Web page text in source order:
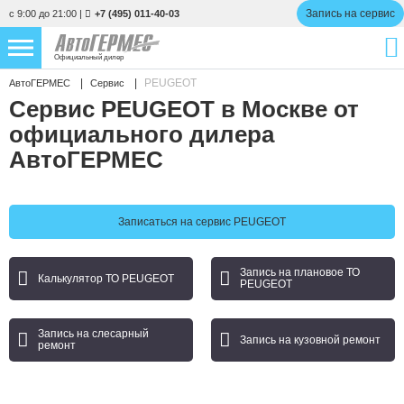
с 9:00 до 21:00 | +7 (495) 011-40-03 Запись на сервис
Официальный дилер
НОВЫЕ АВТОМОБИЛИ
С ПРОБЕГОМ 848 авто
АКЦИИ
О КОМПАНИИ
КОНТАКТЫ
АвтоГЕРМЕС Сервис PEUGEOT
Сервис PEUGEOT в Москве от
официального дилера
АвтоГЕРМЕС
Записаться на сервис PEUGEOT
Калькулятор ТО PEUGEOT
Запись на плановое ТО
PEUGEOT
Запись на слесарный
ремонт
Запись на кузовной ремонт